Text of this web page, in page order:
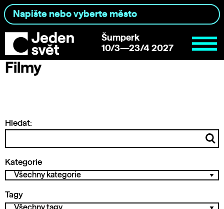
Šumperk
10/3—23/4 2027
Filmy
Hledat:
Kategorie
Tagy